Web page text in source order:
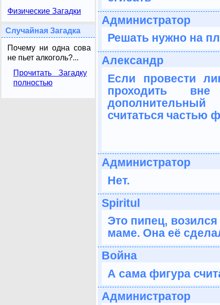
Физические Загадки
Случайная Загадка
Почему ни одна сова
не пьет алкоголь?...
Прочитать Загадку
полностью
Администратор
Решать нужно на
Александр
Если провести
проходить
считаться частью
Администратор
Нет.
Spiritul
Это пипец,
маме. Она её
Война
А сама фигура
Администратор